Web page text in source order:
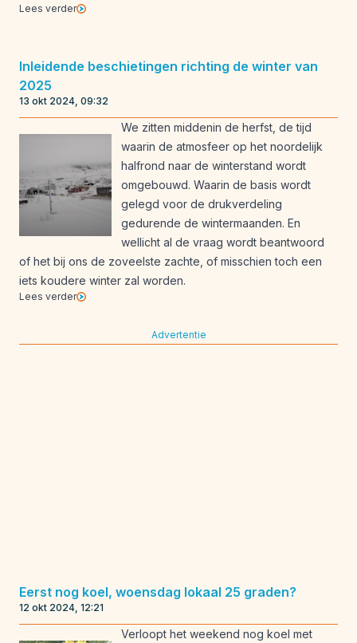
Lees verder
Inleidende beschietingen richting de winter van
2025
13 okt 2024, 09:32
We zitten middenin de herfst, de tijd
waarin de atmosfeer op het noordelijk
halfrond naar de winterstand wordt
omgebouwd. Waarin de basis wordt
gelegd voor de drukverdeling
gedurende de wintermaanden. En
wellicht al de vraag wordt beantwoord
of het bij ons de zoveelste zachte, of misschien toch een
iets koudere winter zal worden.
Lees verder
Advertentie
Eerst nog koel, woensdag lokaal 25 graden?
12 okt 2024, 12:21
Verloopt het weekend nog koel met